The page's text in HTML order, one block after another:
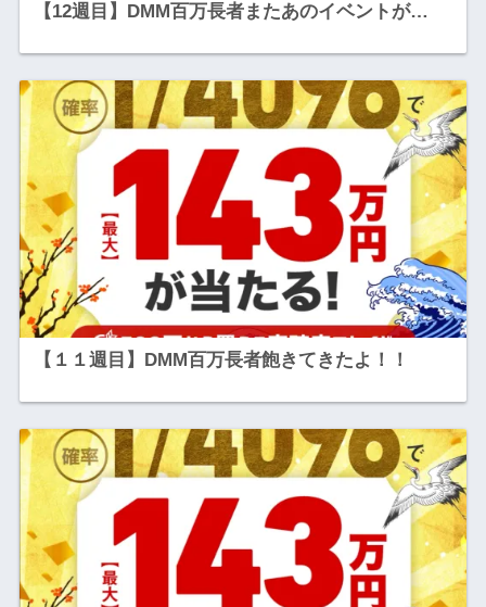
【12週目】DMM百万長者またあのイベントが…
【１１週目】DMM百万長者飽きてきたよ！！